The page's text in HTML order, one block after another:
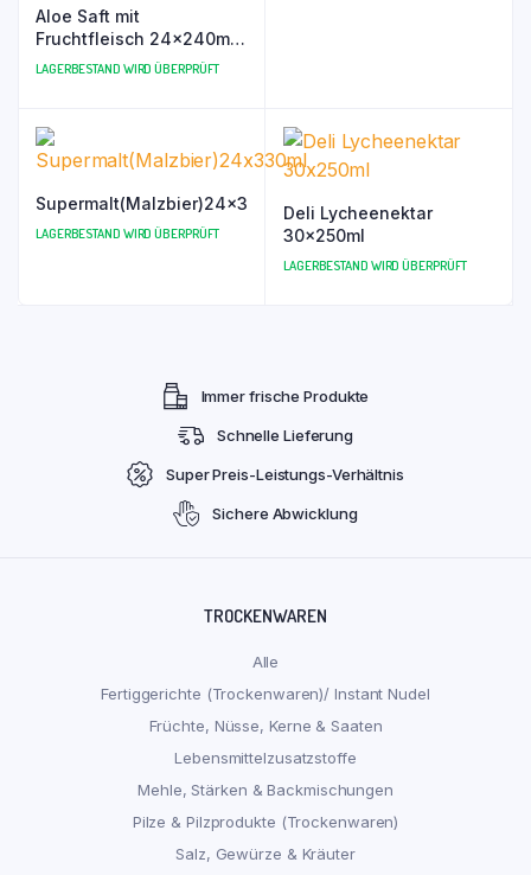
Aloe Saft mit
Fruchtfleisch 24x240ml
Frufarmer Brand
LAGERBESTAND WIRD ÜBERPRÜFT
Supermalt(Malzbier)24x330ml
LAGERBESTAND WIRD ÜBERPRÜFT
Deli Lycheenektar
30x250ml
LAGERBESTAND WIRD ÜBERPRÜFT
Immer frische Produkte
Schnelle Lieferung
Super Preis-Leistungs-Verhältnis
Sichere Abwicklung
TROCKENWAREN
Alle
Fertiggerichte (Trockenwaren)/ Instant Nudel
Früchte, Nüsse, Kerne & Saaten
Lebensmittelzusatzstoffe
Mehle, Stärken & Backmischungen
Pilze & Pilzprodukte (Trockenwaren)
Salz, Gewürze & Kräuter